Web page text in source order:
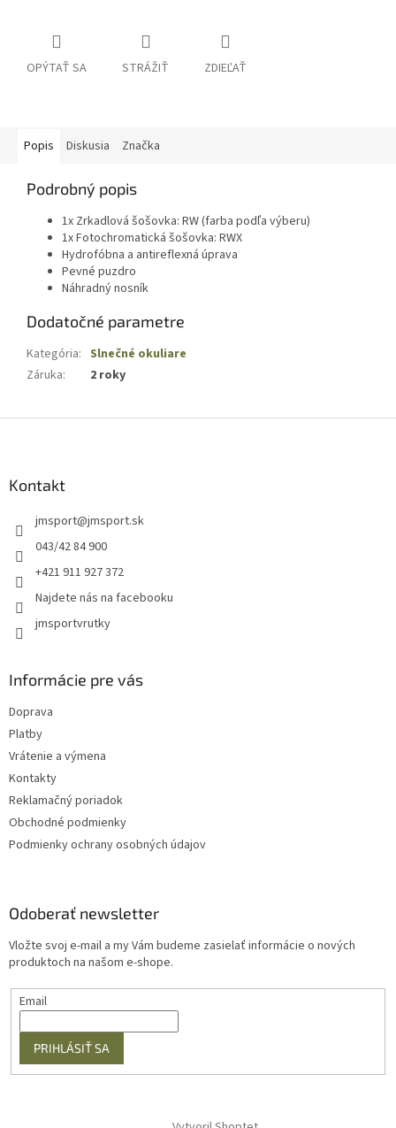
OPÝTAŤ SA STRÁŽIŤ ZDIEĽAŤ
Popis Diskusia Značka
Podrobný popis
1x Zrkadlová šošovka: RW (farba podľa výberu)
1x Fotochromatická šošovka: RWX
Hydrofóbna a antireflexná úprava
Pevné puzdro
Náhradný nosník
Dodatočné parametre
Kategória: Slnečné okuliare
Záruka: 2 roky
Kontakt
jmsport@jmsport.sk
043/42 84 900
+421 911 927 372
Najdete nás na facebooku
jmsportvrutky
Informácie pre vás
Doprava
Platby
Vrátenie a výmena
Kontakty
Reklamačný poriadok
Obchodné podmienky
Podmienky ochrany osobných údajov
Odoberať newsletter
Vložte svoj e-mail a my Vám budeme zasielať informácie o nových
produktoch na našom e-shope.
Email
PRIHLÁSIŤ SA